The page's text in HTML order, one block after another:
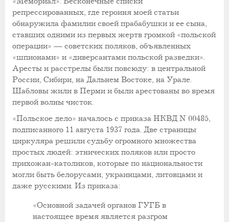
репрессированных, где героиня моей статьи
обнаружила фамилии своей прабабушки и ее сына,
ставших одними из первых жертв громкой «польской
операции» — советских поляков, объявленных
«шпионами» и «диверсантами польской разведки».
Аресты и расстрелы были повсюду: в центральной
России, Сибири, на Дальнем Востоке, на Урале.
Шабловы жили в Перми и были арестованы во время
первой волны чисток.
«Польcкое дело» началось с приказа НКВД N 00485,
подписанного 11 августа 1937 года. Две страницы
циркуляра решили судьбу огромного множества
простых людей: этнических поляков или просто
прихожан-католиков, которые по национальности
могли быть белорусами, украинцами, литовцами и
даже русскими. Из приказа:
«Основной задачей органов ГУГБ в
настоящее время является разгром